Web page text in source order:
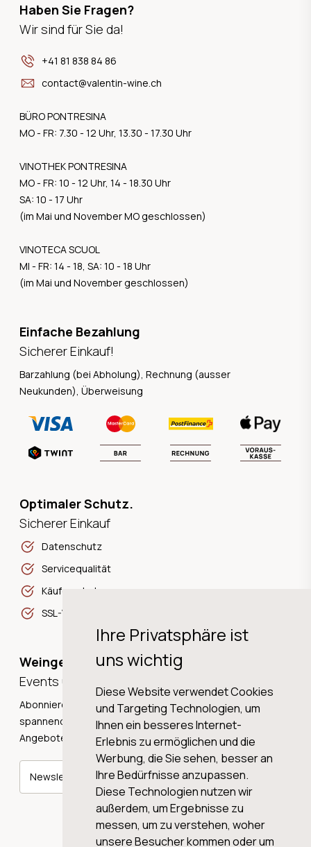
Ihre Privatsphäre ist
uns wichtig
Diese Website verwendet Cookies
und Targeting Technologien, um
Ihnen ein besseres Internet-
Erlebnis zu ermöglichen und die
Werbung, die Sie sehen, besser an
Ihre Bedürfnisse anzupassen.
Diese Technologien nutzen wir
außerdem, um Ergebnisse zu
messen, um zu verstehen, woher
unsere Besucher kommen oder um
Haben Sie Fragen?
Wir sind für Sie da!
+41 81 838 84 86
contact@valentin-wine.ch
BÜRO PONTRESINA
MO - FR: 7.30 - 12 Uhr, 13.30 - 17.30 Uhr
VINOTHEK PONTRESINA
MO - FR: 10 - 12 Uhr, 14 - 18.30 Uhr
SA: 10 - 17 Uhr
(im Mai und November MO geschlossen)
VINOTECA SCUOL
MI - FR: 14 - 18, SA: 10 - 18 Uhr
(im Mai und November geschlossen)
Einfache Bezahlung
Sicherer Einkauf!
Barzahlung (bei Abholung), Rechnung (ausser
Neukunden), Überweisung
Optimaler Schutz.
Sicherer Einkauf
Datenschutz
Servicequalität
Käuferschutz
SSL-Verschlüsselung
Weingeschichten,
Events und Neuigkeiten!
Abonnieren Sie unseren Newsletter und erhalten Sie
spannende Weingeschichten, Neuigkeiten und tolle
Angebote direkt in Ihre Mailbox.
Newsletter abonnieren